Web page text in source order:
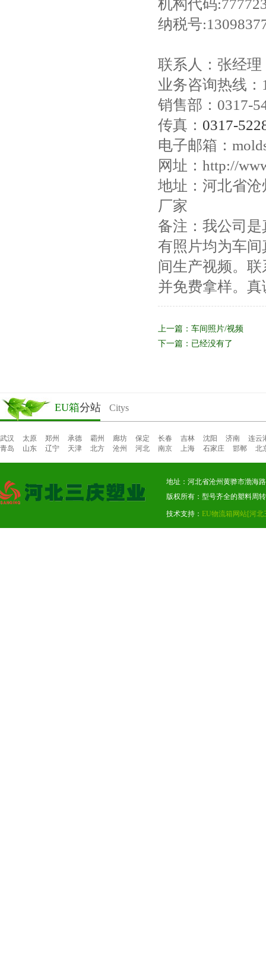
机构代码
纳税号
联系人：张经理
业务咨询热线：
销售部： 0317-
传真： 0317-
电子邮箱：
网址： http://
地址：河北省
厂家
备注：我公司是
有照片均为车
间生产视频。
并免费拿样。
上一篇： 车间照片/视频
下一篇： 已经没有了
EU箱分站 Citys
武汉 太原 郑州 承德 霸州 廊坊 保定 长春 吉林 沈阳 济南
连云
青岛
山东 辽宁 天津 北方 沧州 河北 南京 上海 石家庄 邯郸 北
地址：河北省沧州黄骅市渤
版权所有：型号齐全的塑料周
技术支持： EU物流箱网站[河北